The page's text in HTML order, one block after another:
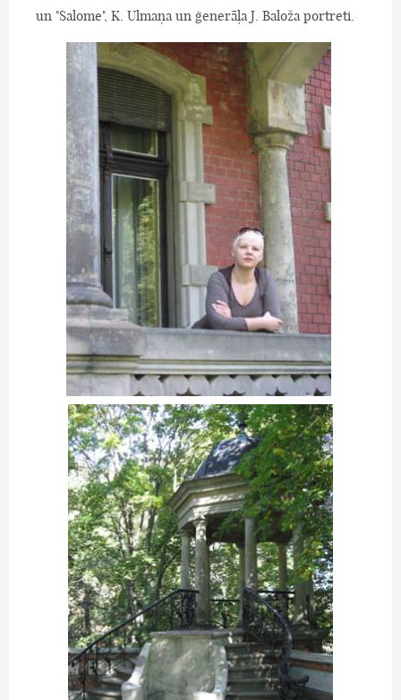
un "Salome", K. Ulmaņa un ģenerāļa J. Baloža portreti.